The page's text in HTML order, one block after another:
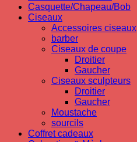
Casquette/Chapeau/Bob
Ciseaux
Accessoires ciseaux
barber
Ciseaux de coupe
Droitier
Gaucher
Ciseaux sculpteurs
Droitier
Gaucher
Moustache
sourcils
Coffret cadeaux